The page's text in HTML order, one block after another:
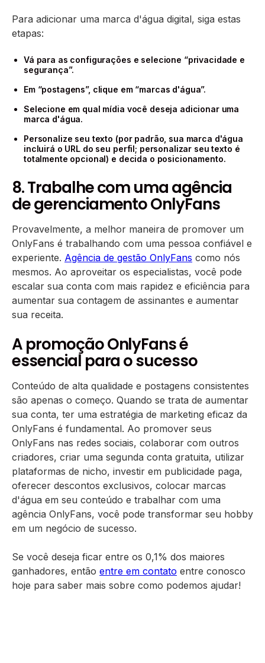
Para adicionar uma marca d'água digital, siga estas
etapas:
Vá para as configurações e selecione “privacidade e
segurança”.
Em “postagens”, clique em “marcas d'água”.
Selecione em qual mídia você deseja adicionar uma
marca d'água.
Personalize seu texto (por padrão, sua marca d'água
incluirá o URL do seu perfil; personalizar seu texto é
totalmente opcional) e decida o posicionamento.
8. Trabalhe com uma agência
de gerenciamento OnlyFans
Provavelmente, a melhor maneira de promover um
OnlyFans é trabalhando com uma pessoa confiável e
experiente. Agência de gestão OnlyFans como nós
mesmos. Ao aproveitar os especialistas, você pode
escalar sua conta com mais rapidez e eficiência para
aumentar sua contagem de assinantes e aumentar
sua receita.
A promoção OnlyFans é
essencial para o sucesso
Conteúdo de alta qualidade e postagens consistentes
são apenas o começo. Quando se trata de aumentar
sua conta, ter uma estratégia de marketing eficaz da
OnlyFans é fundamental. Ao promover seus
OnlyFans nas redes sociais, colaborar com outros
criadores, criar uma segunda conta gratuita, utilizar
plataformas de nicho, investir em publicidade paga,
oferecer descontos exclusivos, colocar marcas
d'água em seu conteúdo e trabalhar com uma
agência OnlyFans, você pode transformar seu hobby
em um negócio de sucesso.
Se você deseja ficar entre os 0,1% dos maiores
ganhadores, então entre em contato entre conosco
hoje para saber mais sobre como podemos ajudar!